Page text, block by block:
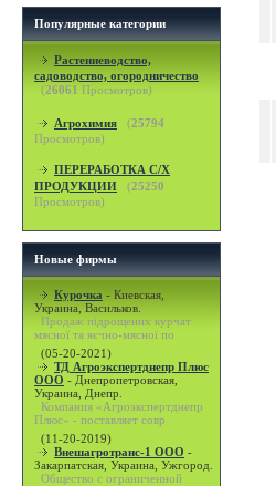
Популярные категории
Растениеводство,
садоводство, огородничество
(26061 Просмотров)
Агрохимия (25794
Просмотров)
ПЕРЕРАБОТКА С/Х
ПРОДУКЦИИ
(25250
Просмотров)
Новые фирмы
Курочка - Киевская,
Украина, Васильков.
Продаж підрощених курчат
мясної та яєчно-мясної по
(05-20-2021)
ТД Агроэкспертднепр Плюс
ООО - Днепропетровская,
Украина, Днепр.
Компания «Агроэкспертднепр
Плюс» - поставляет совр
(11-20-2019)
Внешагротранс-1 ООО -
Закарпатская, Украина, Ужгород.
Общество с ограниченной